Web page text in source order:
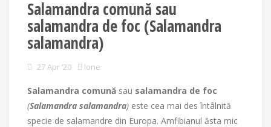
Salamandra comună sau
salamandra de foc (Salamandra
salamandra)
27 Apr ’20 Ione
Salamandra comună sau salamandra de foc
(Salamandra salamandra) este cea mai des întâlnită
specie de salamandre din Europa. Amfibianul ăsta mic